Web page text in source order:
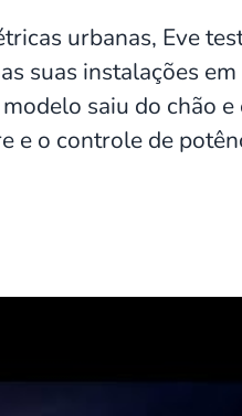
urbanas, Eve
suas instalações em
saiu do chão
e o controle de